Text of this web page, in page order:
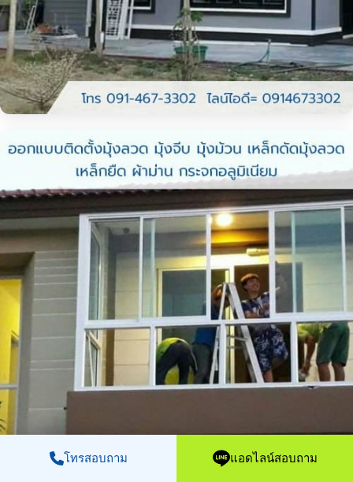
โทรสอบถาม แอดไลน์สอบถาม